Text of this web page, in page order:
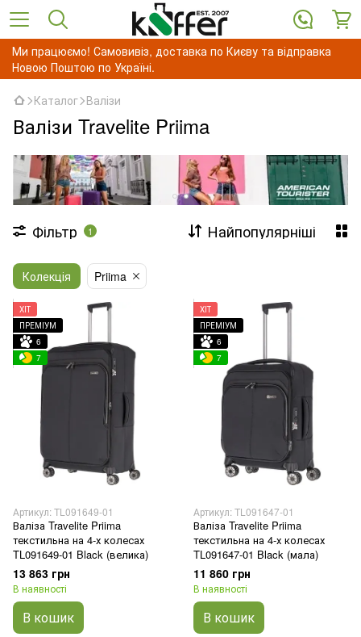
Ми працюємо! Самовивіз, доставка по Києву та відправка
Новою Поштою по Україні.
Каталог Валізи
Валізи Travelite Priima
Фільтр 1 Найпопулярніші
Колекція Priima
ХІТ
ПРЕМІУМ
6
7
Артикул: TL091649-01
Валіза Travelite Priima
текстильна на 4-х колесах
TL091649-01 Black (велика)
13 863 грн
В наявності
В кошик
ХІТ
ПРЕМІУМ
6
7
Артикул: TL091647-01
Валіза Travelite Priima
текстильна на 4-х колесах
TL091647-01 Black (мала)
11 860 грн
В наявності
В кошик